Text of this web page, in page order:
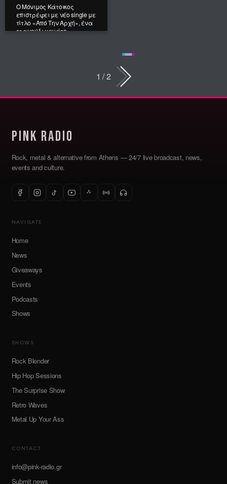
Ο Μόνιμος Κάτοικος
επιστρέφει με νέο single με
τίτλο «Από Την Αρχή», ένα
τραγούδι γεμάτο
1 / 2
Pink Radio
Rock, metal & alternative from Athens — 24/7 live broadcast, news,
events and culture.
NAVIGATE
Home
News
Giveaways
Events
Podcasts
Shows
SHOWS
Rock Blender
Hip Hop Sessions
The Surprise Show
Retro Waves
Metal Up Your Ass
CONTACT
info@pink-radio.gr
Submit news